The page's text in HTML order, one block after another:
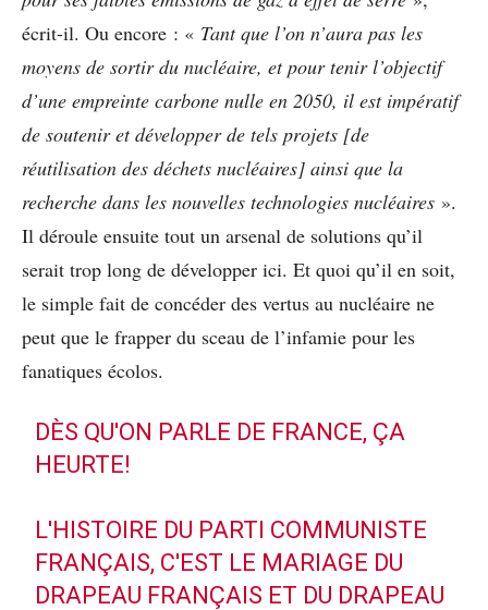
écrit-il. Ou encore : « Tant que l’on n’aura pas les
moyens de sortir du nucléaire, et pour tenir l’objectif
d’une empreinte carbone nulle en 2050, il est impératif
de soutenir et développer de tels projets [de
réutilisation des déchets nucléaires] ainsi que la
recherche dans les nouvelles technologies nucléaires ».
Il déroule ensuite tout un arsenal de solutions qu’il
serait trop long de développer ici. Et quoi qu’il en soit,
le simple fait de concéder des vertus au nucléaire ne
peut que le frapper du sceau de l’infamie pour les
fanatiques écolos.
DÈS QU'ON PARLE DE FRANCE, ÇA
HEURTE!
L'HISTOIRE DU PARTI COMMUNISTE
FRANÇAIS, C'EST LE MARIAGE DU
DRAPEAU FRANÇAIS ET DU DRAPEAU